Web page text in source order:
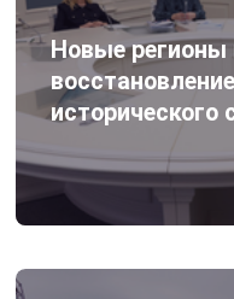
Новые регионы
исторического